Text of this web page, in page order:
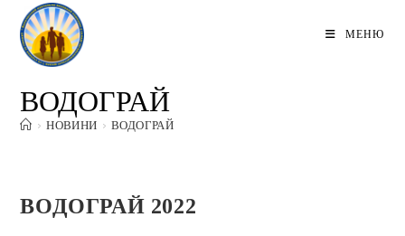
Перейти
вмісту
МЕНЮ
ВОДОГРАЙ
> НОВИНИ > ВОДОГРАЙ
ВОДОГРАЙ 2022